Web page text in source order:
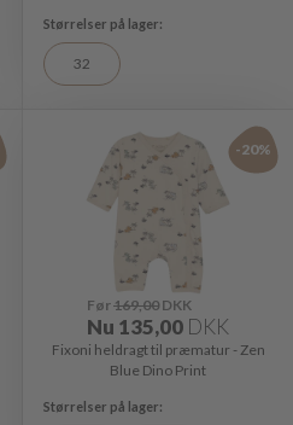
32
-20%
Før169,00 DKK
Nu 135,00 DKK
Fixoni heldragt til præmatur - Zen
Blue Dino Print